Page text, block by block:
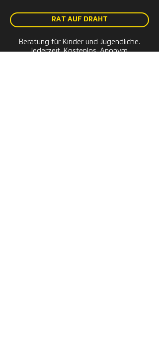
RAT AUF DRAHT
Beratung für Kinder und Jugendliche.
Jederzeit. Kostenlos. Anonym.